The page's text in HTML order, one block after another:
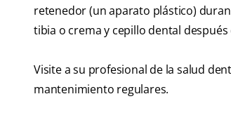
retenedor (un aparato plástico)
tibia o crema y cepillo dental
Visite a su profesional de la salud
mantenimiento regulares.